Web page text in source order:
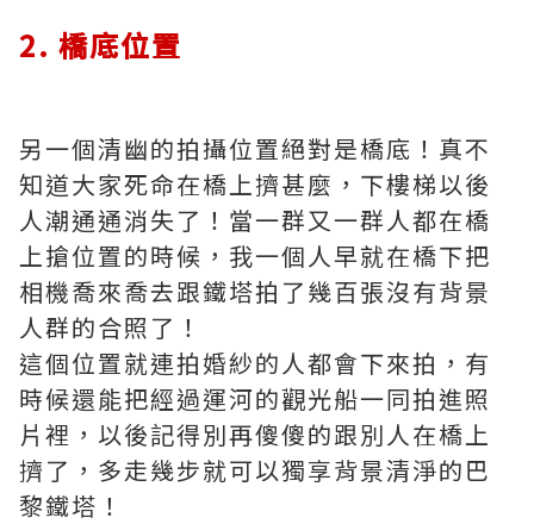
2. 橋底位置
另一個清幽的拍攝位置絕對是橋底！真不
知道大家死命在橋上擠甚麼，下樓梯以後
人潮通通消失了！當一群又一群人都在橋
上搶位置的時候，我一個人早就在橋下把
相機喬來喬去跟鐵塔拍了幾百張沒有背景
人群的合照了！
這個位置就連拍婚紗的人都會下來拍，有
時候還能把經過運河的觀光船一同拍進照
片裡，以後記得別再傻傻的跟別人在橋上
擠了，多走幾步就可以獨享背景清淨的巴
黎鐵塔！